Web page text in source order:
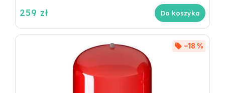
259 zł Do koszyka
–18 %